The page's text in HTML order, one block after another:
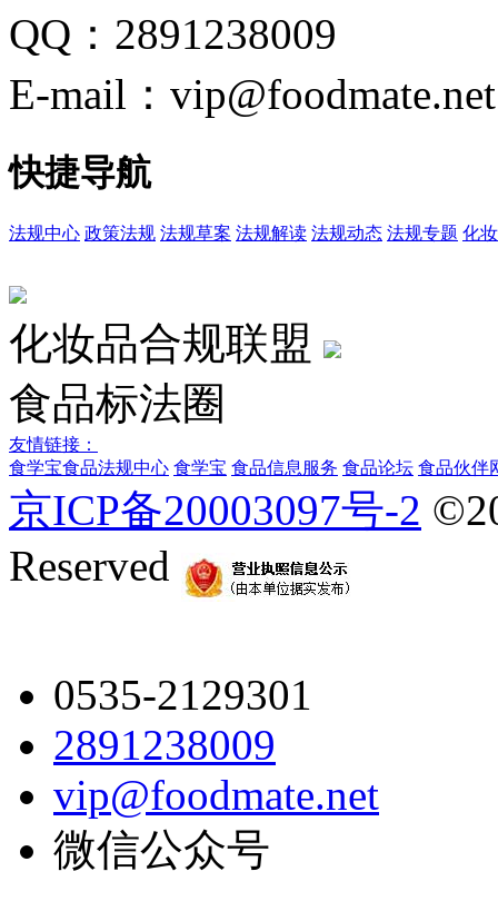
QQ：2891238009
E-mail：vip@foodmate.net
快捷导航
法规中心 政策法规 法规草案 法规解读 法规动态 法规专题 化
化妆品合规联盟
食品标法圈
友情链接：
食学宝食品法规中心 食学宝 食品信息服务 食品论坛 食品伙伴
京ICP备20003097号-2
Reserved
0535-2129301
2891238009
vip@foodmate.net
微信公众号